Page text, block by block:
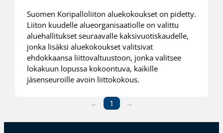
Suomen Koripalloliiton aluekokoukset on pidetty.
Liiton kuudelle alueorganisaatiolle on valittu
aluehallitukset seuraavalle kaksivuotiskaudelle,
jonka lisäksi aluekokoukset valitsivat
ehdokkaansa liittovaltuustoon, jonka valitsee
lokakuun lopussa kokoontuva, kaikille
jäsenseuroille avoin liittokokous.
← 1 →